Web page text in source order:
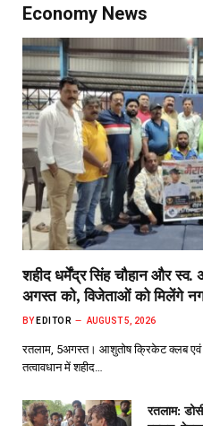
Economy News
शहीद धर्मेंद्र सिंह चौहान और स्व.
अगस्त को, विजेताओं को मिलेंगे
BY EDITOR AUGUST 5, 2026
रतलाम, 5अगस्त। आशुतोष क्रिकेट क्लब एवं
तत्वावधान में शहीद…
रतलाम: